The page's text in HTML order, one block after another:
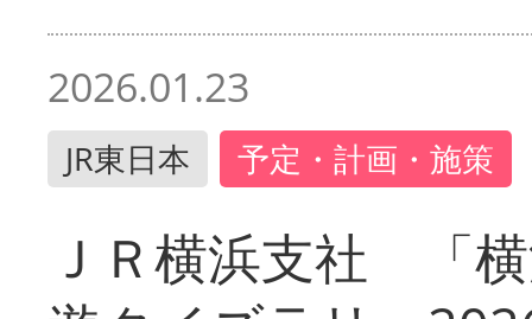
2026.01.23
JR東日本 予定・計画・施策
ＪＲ横浜支社 「